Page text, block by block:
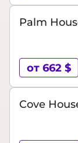
Palm
от 662 $
Cove